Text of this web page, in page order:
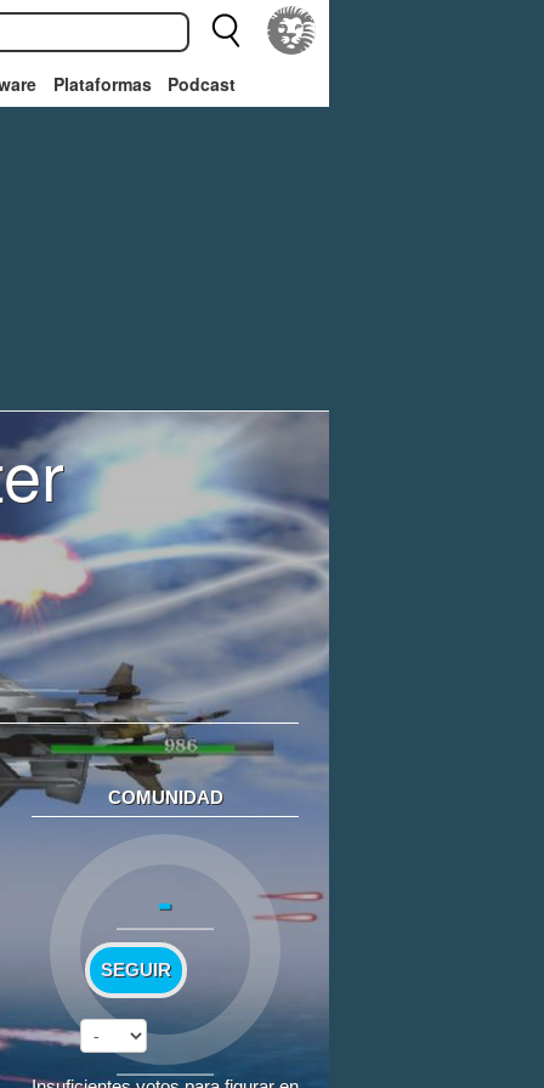
Plataformas Podcast
COMUNIDAD
-
SEGUIR